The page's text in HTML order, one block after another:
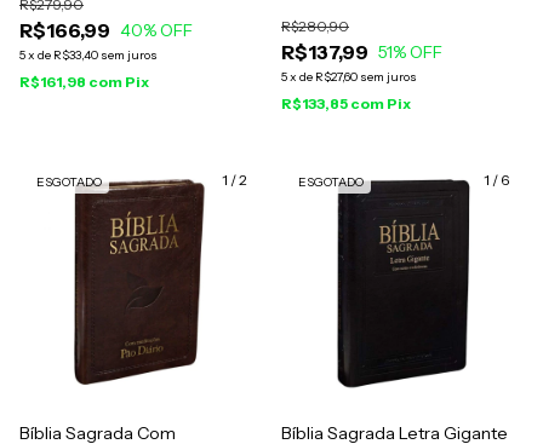
R$166,99
R$279,90
40% OFF
5x de R$33,40 sem juros
R$161,98 com Pix
R$137,99
R$280,90
51% OFF
5x de R$27,60 sem juros
R$133,85 com Pix
1 /2
ESGOTADO
Bíblia Sagrada Com
1 / 6
ESGOTADO
Bíblia Sagrada Letra Gigante